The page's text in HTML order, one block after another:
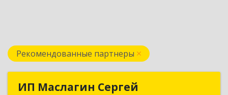
Рекомендованные партнеры
ИП Маслагин СергейИП Маслагин Сергей